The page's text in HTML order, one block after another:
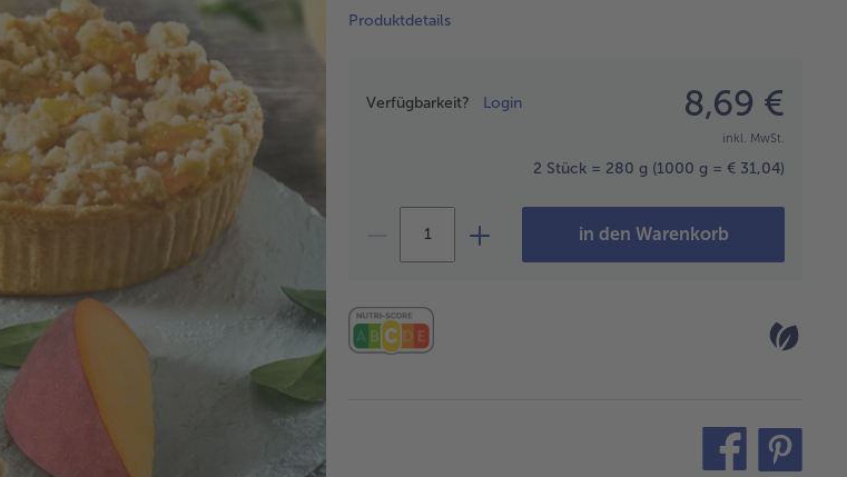
Produktdetails
Verfügbarkeit? Login 8,69 €
inkl. MwSt.
2 Stück = 280 g (1000 g = € 31,04)
in den Warenkorb
teilen